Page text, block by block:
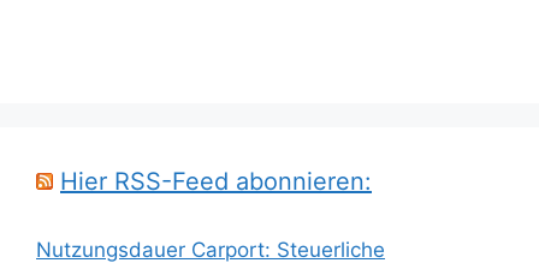
Hier RSS-Feed abonnieren:
Nutzungsdauer Carport: Steuerliche